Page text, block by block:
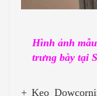
Hình ảnh
trưng bày tại
+ Keo